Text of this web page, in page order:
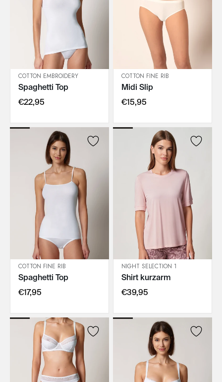
IN DEN WARENKORB
COTTON EMBROIDERY
Spaghetti Top
€22,95
IN DEN WARENKORB
COTTON FINE RIB
Midi Slip
€15,95
IN DEN WARENKORB
COTTON FINE RIB
Spaghetti Top
€17,95
IN DEN WARENKORB
NIGHT SELECTION 1
Shirt kurzarm
€39,95